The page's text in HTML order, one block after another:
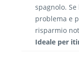
spagnolo.
problema e
risparmio
Ideale per